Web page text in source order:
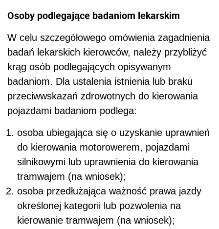
Osoby podlegające badaniom lekarskim
W celu szczegółowego omówienia zagadnienia
badań lekarskich kierowców, należy przybliżyć
krąg osób podlegających opisywanym
badaniom. Dla ustalenia istnienia lub braku
przeciwwskazań zdrowotnych do kierowania
pojazdami badaniom podlega:
osoba ubiegająca się o uzyskanie uprawnień
do kierowania motorowerem, pojazdami
silnikowymi lub uprawnienia do kierowania
tramwajem (na wniosek);
osoba przedłużająca ważność prawa jazdy
określonej kategorii lub pozwolenia na
kierowanie tramwajem (na wniosek);